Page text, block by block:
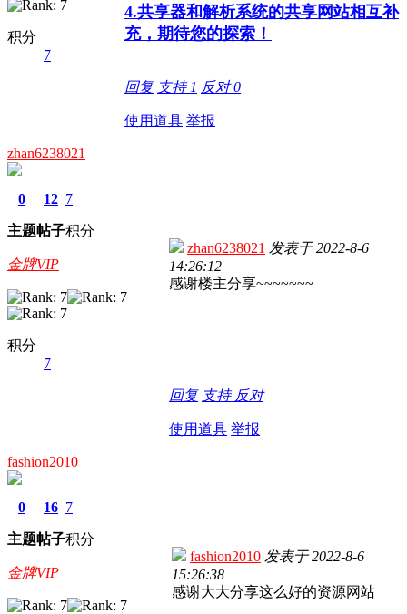
积分
7
4.共享器和解析系统的共享网站相互补
充，期待您的探索！
回复 支持 1 反对0
使用道具 举报
zhan6238021
0
主题
12
帖子
7
积分
金牌VIP
积分
7
zhan6238021 发表于2022-8-6
14:26:12
感谢楼主分享~~~~~~~
回复 支持 反对
使用道具 举报
fashion2010
0
主题
16
帖子
7
积分
金牌VIP
fashion2010 发表于2022-8-6
15:26:38
感谢大大分享这么好的资源网站